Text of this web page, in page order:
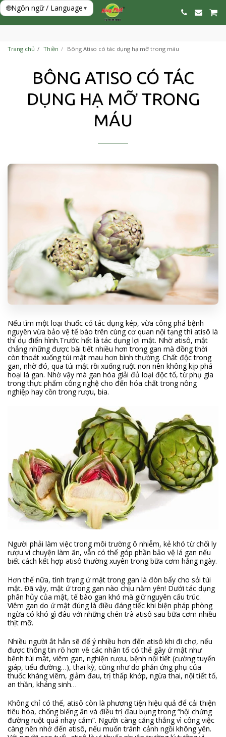
🌐Ngôn ngữ / Language▾
Trang chủ Thiền Bông Atiso có tác dụng hạ mỡ trong máu
BÔNG ATISO CÓ TÁC
DỤNG HẠ MỠ TRONG
MÁU
Nếu tìm một loại thuốc có tác dụng kép, vừa công phá bệnh
nguyên vừa bảo vệ tế bào trên cùng cơ quan nội tạng thì atisô là
thí dụ điển hình.Trước hết là tác dụng lợi mật. Nhờ atisô, mật
chẳng những được bài tiết nhiều hơn trong gan mà đồng thời
còn thoát xuống túi mật mau hơn bình thường. Chất độc trong
gan, nhờ đó, qua túi mật rồi xuống ruột non nên không kịp phá
hoại lá gan. Nhờ vậy mà gan hóa giải đủ loại độc tố, từ phụ gia
trong thực phẩm công nghệ cho đến hóa chất trong nông
nghiệp hay cồn trong rượu, bia.
Người phải làm việc trong môi trường ô nhiễm, kẻ khó từ chối ly
rượu vì chuyện làm ăn, vẫn có thể góp phần bảo vệ lá gan nếu
biết cách kết hợp atisô thường xuyên trong bữa cơm hằng ngày.
Hơn thế nữa, tình trạng ứ mật trong gan là đòn bẩy cho sỏi túi
mật. Đã vậy, mật ứ trong gan nào chịu nằm yên! Dưới tác dụng
phân hủy của mật, tế bào gan khó mà giữ nguyên cấu trúc.
Viêm gan do ứ mật đúng là điều đáng tiếc khi biện pháp phòng
ngừa có khó gì đâu với những chén trà atisô sau bữa cơm nhiều
thịt mỡ.
Nhiều người ắt hẳn sẽ để ý nhiều hơn đến atisô khi đi chợ, nếu
được thông tin rõ hơn về các nhân tố có thể gây ứ mật như
bệnh túi mật, viêm gan, nghiện rượu, bệnh nội tiết (cường tuyến
giáp, tiểu đường…), thai kỳ, cũng như do phản ứng phụ của
thuốc kháng viêm, giảm đau, trị thấp khớp, ngừa thai, nội tiết tố,
an thần, kháng sinh…
Không chỉ có thế, atisô còn là phương tiện hiệu quả để cải thiện
tiêu hóa, chống biếng ăn và điều trị đau bụng trong “hội chứng
đường ruột quá nhạy cảm”. Người càng căng thẳng vì công việc
càng nên nhớ đến atisô, nếu muốn tránh cảnh ngồi không yên.